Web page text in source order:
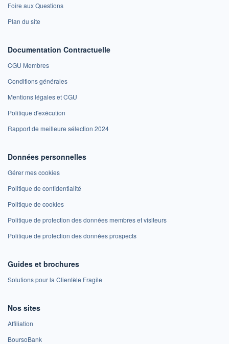
Foire aux Questions
Plan du site
Documentation Contractuelle
CGU Membres
Conditions générales
Mentions légales et CGU
Politique d'exécution
Rapport de meilleure sélection 2024
Données personnelles
Gérer mes cookies
Politique de confidentialité
Politique de cookies
Politique de protection des données membres et visiteurs
Politique de protection des données prospects
Guides et brochures
Solutions pour la Clientèle Fragile
Nos sites
Affiliation
BoursoBank